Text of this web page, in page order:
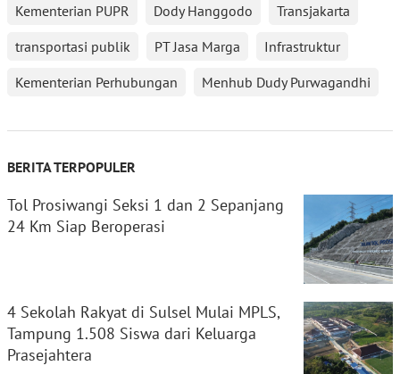
Kementerian PUPR
Dody Hanggodo
Transjakarta
transportasi publik
PT Jasa Marga
Infrastruktur
Kementerian Perhubungan
Menhub Dudy Purwagandhi
BERITA TERPOPULER
Tol Prosiwangi Seksi 1 dan 2 Sepanjang
24 Km Siap Beroperasi
4 Sekolah Rakyat di Sulsel Mulai MPLS,
Tampung 1.508 Siswa dari Keluarga
Prasejahtera